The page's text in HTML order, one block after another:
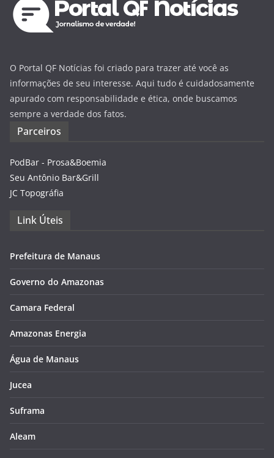
O Portal QF Notícias foi criado para trazer até você as
informações de seu interesse. Aqui tudo é cuidadosamente
apurado com responsabilidade e ética, onde buscamos
sempre a verdade dos fatos.
Parceiros
PodBar - Prosa&Boemia
Seu Antônio Bar&Grill
JC Topográfia
Link Úteis
Prefeitura de Manaus
Governo do Amazonas
Camara Federal
Amazonas Energia
Água de Manaus
Jucea
Suframa
Aleam